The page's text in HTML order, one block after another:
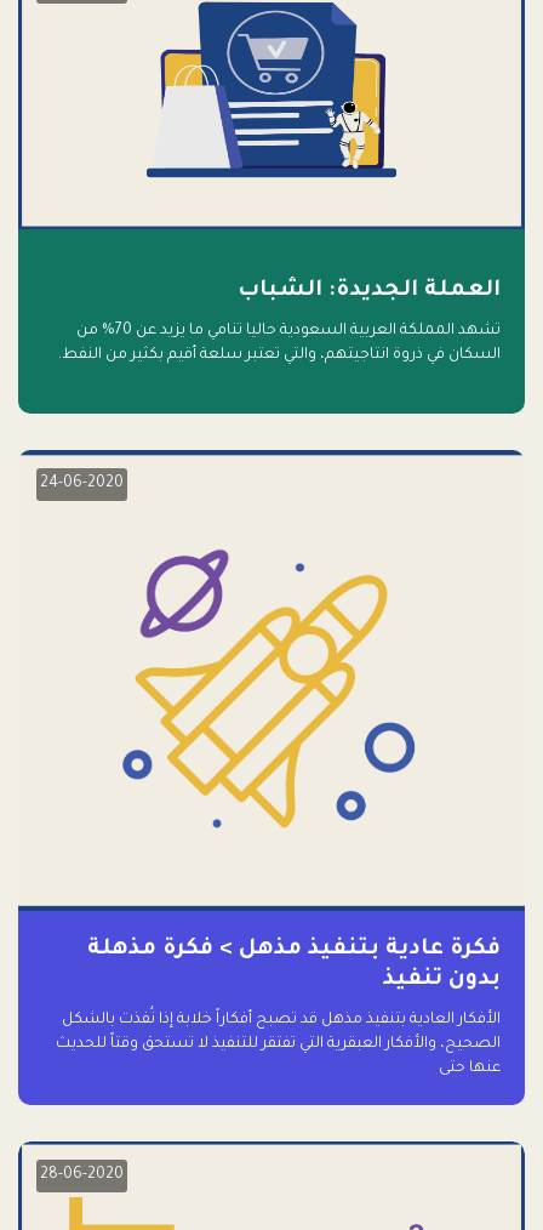
العملة الجديدة: الشباب
تشهد المملكة العربية السعودية حاليا تنامي ما يزيد عن 70% من
السكان في ذروة انتاجيتهم، والتي تعتبر سلعة أقيم بكثير من النفط.
24-06-2020
فكرة عادية بتنفيذ مذهل > فكرة مذهلة
بدون تنفيذ
الأفكار العادية بتنفيذ مذهل قد تصبح أفكاراً خلابة إذا نُفذت بالشكل
الصحيح، والأفكار العبقرية التي تفتقر للتنفيذ لا تستحق وقتاً للحديث
عنها حتى
28-06-2020